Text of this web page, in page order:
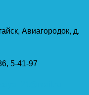
Авиагородок, д.
5-41-97